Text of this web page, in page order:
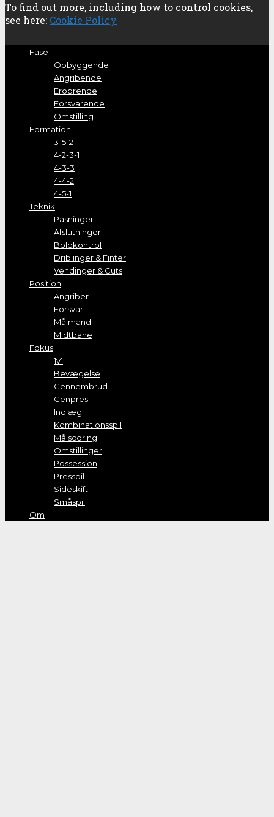
To find out more, including how to control cookies,
see here: Cookie Policy
Fase
Opbyggende
Angribende
Erobrende
Forsvarende
Omstilling
Formation
3-5-2
4-2-3-1
4-3-3
4-4-2
4-5-1
Teknik
Pasninger
Afslutninger
Boldkontrol
Driblinger & Finter
Vendinger & Cuts
Position
Angriber
Forsvar
Målmand
Midtbane
Fokus
1v1
Bevægelse
Gennembrud
Genpres
Indlæg
Kombinationsspil
Målscoring
Omstillinger
Possession
Presspil
Sideskift
Småspil
Om